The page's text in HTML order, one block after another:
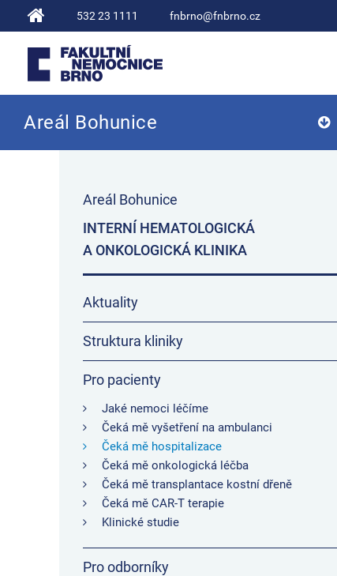
532 23 1111 fnbrno@fnbrno.cz
Fakultní nemocnice Brno
Areál Bohunice
Areál Bohunice
INTERNÍ HEMATOLOGICKÁ
A ONKOLOGICKÁ KLINIKA
Aktuality
Struktura kliniky
Pro pacienty
Jaké nemoci léčíme
Čeká mě vyšetření na ambulanci
Čeká mě hospitalizace
Čeká mě onkologická léčba
Čeká mě transplantace kostní dřeně
Čeká mě CAR-T terapie
Klinické studie
Pro odborníky